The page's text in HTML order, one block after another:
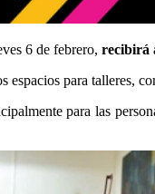
6 de febrero, recibirá
para talleres,
para las